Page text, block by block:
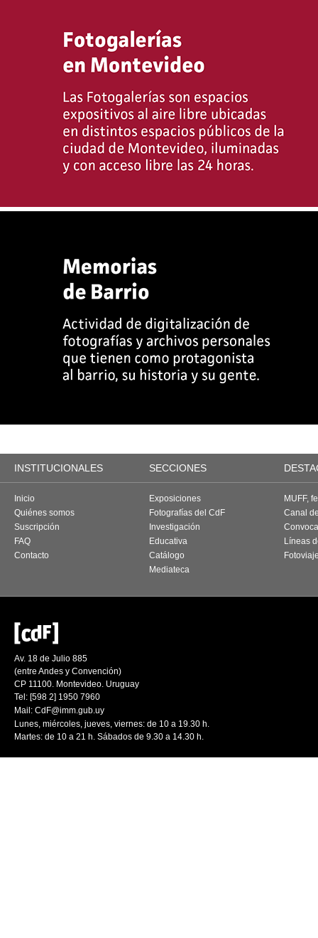
INSTITUCIONALES SECCIONES
Inicio
Quiénes somos
Suscripción
FAQ
Contacto
Exposiciones
Fotografías del CdF
Investigación
Educativa
Catálogo
Mediateca
MUFF,
Canal
Líneas
Av. 18 de Julio 885
(entre Andes y Convención)
CP 11100. Montevideo. Uruguay
Tel: [598 2] 1950 7960
Mail: CdF@imm.gub.uy
Lunes, miércoles, jueves, viernes: de 10 a 19.30 h.
Martes: de 10 a 21 h. Sábados de 9.30 a 14.30 h.